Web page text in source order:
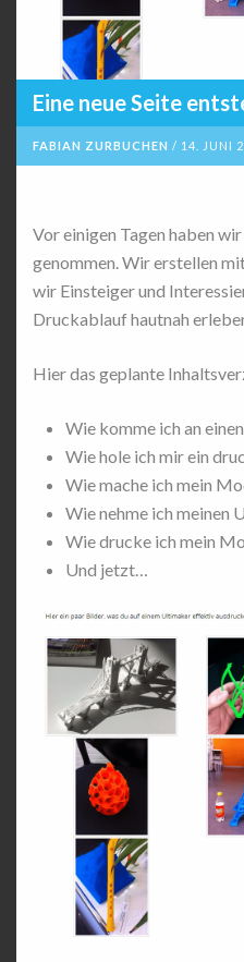
Eine neue Seite
FABIAN ZURBUCHEN / 14. JUNI
Vor einigen Tagen haben
genommen. Wir erstellen
wir Einsteiger und
Druckablauf hautnah
Hier das geplante
Wie komme ich an
Wie hole ich mir ein
Wie mache ich mein
Wie nehme ich meinen
Wie drucke ich mein
Und jetzt…